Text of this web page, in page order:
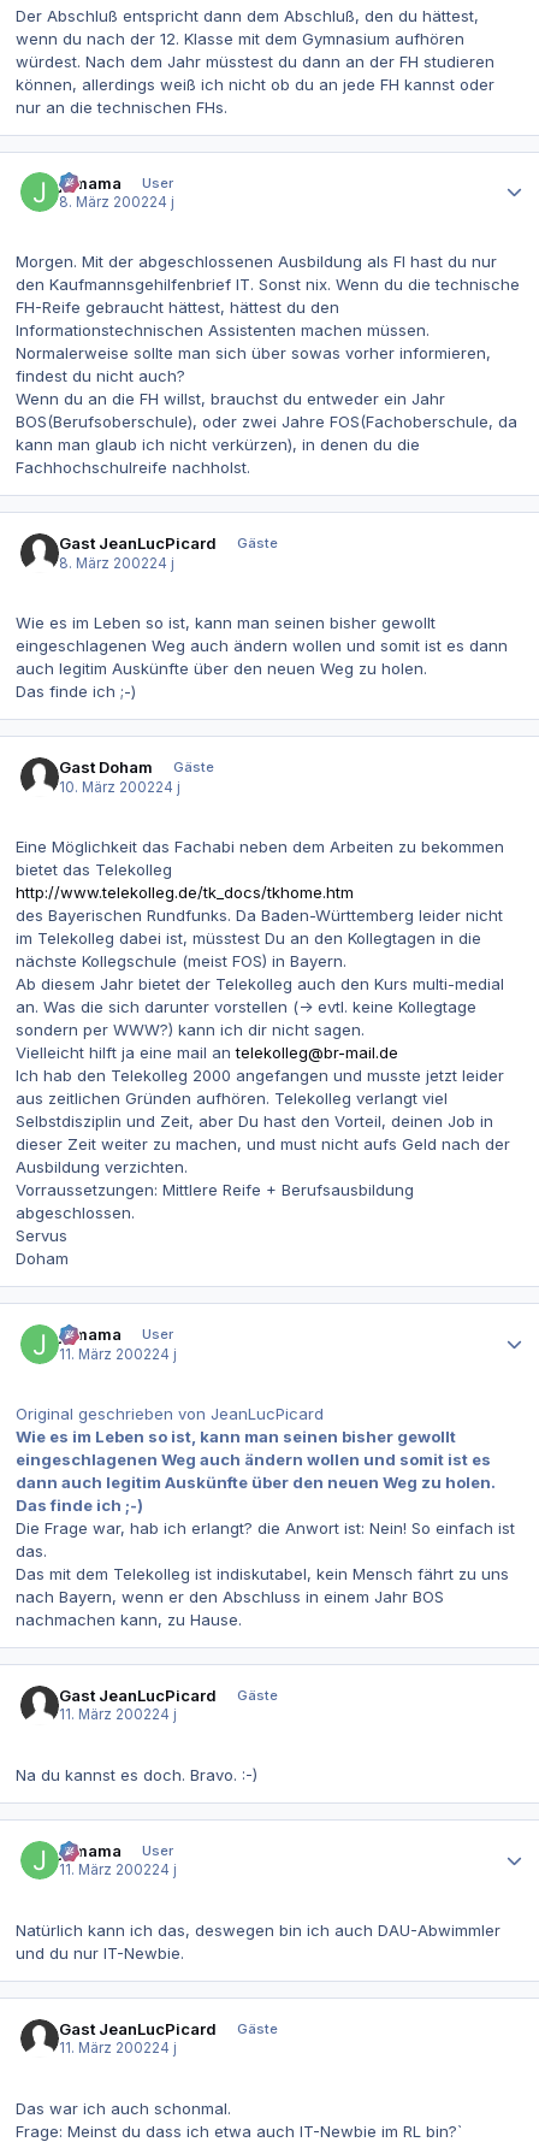
Der Abschluß entspricht dann dem Abschluß, den du hättest,
wenn du nach der 12. Klasse mit dem Gymnasium aufhören
würdest. Nach dem Jahr müsstest du dann an der FH studieren
können, allerdings weiß ich nicht ob du an jede FH kannst oder
nur an die technischen FHs.
jomama
User
8. März 200224 j
Morgen. Mit der abgeschlossenen Ausbildung als FI hast du nur
den Kaufmannsgehilfenbrief IT. Sonst nix. Wenn du die technische
FH-Reife gebraucht hättest, hättest du den
Informationstechnischen Assistenten machen müssen.
Normalerweise sollte man sich über sowas vorher informieren,
findest du nicht auch?
Wenn du an die FH willst, brauchst du entweder ein Jahr
BOS(Berufsoberschule), oder zwei Jahre FOS(Fachoberschule, da
kann man glaub ich nicht verkürzen), in denen du die
Fachhochschulreife nachholst.
Gast JeanLucPicard
Gäste
8. März 200224 j
Wie es im Leben so ist, kann man seinen bisher gewollt
eingeschlagenen Weg auch ändern wollen und somit ist es dann
auch legitim Auskünfte über den neuen Weg zu holen.
Das finde ich ;-)
Gast Doham
Gäste
10. März 200224 j
Eine Möglichkeit das Fachabi neben dem Arbeiten zu bekommen
bietet das Telekolleg
http://www.telekolleg.de/tk_docs/tkhome.htm
des Bayerischen Rundfunks. Da Baden-Württemberg leider nicht
im Telekolleg dabei ist, müsstest Du an den Kollegtagen in die
nächste Kollegschule (meist FOS) in Bayern.
Ab diesem Jahr bietet der Telekolleg auch den Kurs multi-medial
an. Was die sich darunter vorstellen (-> evtl. keine Kollegtage
sondern per WWW?) kann ich dir nicht sagen.
Vielleicht hilft ja eine mail antelekolleg@br-mail.de
Ich hab den Telekolleg 2000 angefangen und musste jetzt leider
aus zeitlichen Gründen aufhören. Telekolleg verlangt viel
Selbstdisziplin und Zeit, aber Du hast den Vorteil, deinen Job in
dieser Zeit weiter zu machen, und must nicht aufs Geld nach der
Ausbildung verzichten.
Vorraussetzungen: Mittlere Reife + Berufsausbildung
abgeschlossen.
Servus
Doham
jomama
User
11. März 200224 j
Original geschrieben von JeanLucPicard
Wie es im Leben so ist, kann man seinen bisher gewollt
eingeschlagenen Weg auch ändern wollen und somit ist es
dann auch legitim Auskünfte über den neuen Weg zu holen.
Das finde ich ;-)
Die Frage war, hab ich erlangt? die Anwort ist: Nein! So einfach ist
das.
Das mit dem Telekolleg ist indiskutabel, kein Mensch fährt zu uns
nach Bayern, wenn er den Abschluss in einem Jahr BOS
nachmachen kann, zu Hause.
Gast JeanLucPicard
Gäste
11. März 200224 j
Na du kannst es doch. Bravo. :-)
jomama
User
11. März 200224 j
Natürlich kann ich das, deswegen bin ich auch DAU-Abwimmler
und du nur IT-Newbie.
Gast JeanLucPicard
Gäste
11. März 200224 j
Das war ich auch schonmal.
Frage: Meinst du dass ich etwa auch IT-Newbie im RL bin?`